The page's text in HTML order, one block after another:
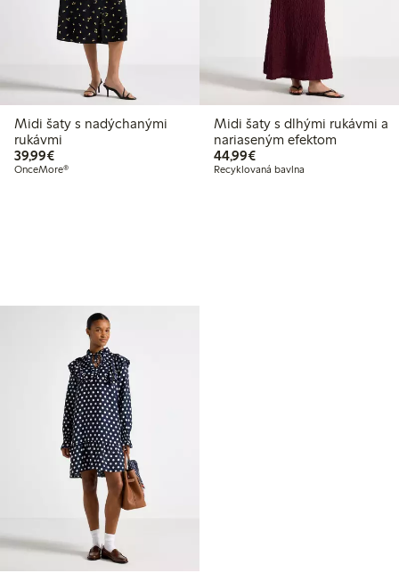
Midi šaty s nadýchanými
rukávmi
39,99€39,99 €
OnceMore®
Midi šaty s dlhými rukávmi a
nariaseným efektom
44,99€44,99 €
Recyklovaná bavlna